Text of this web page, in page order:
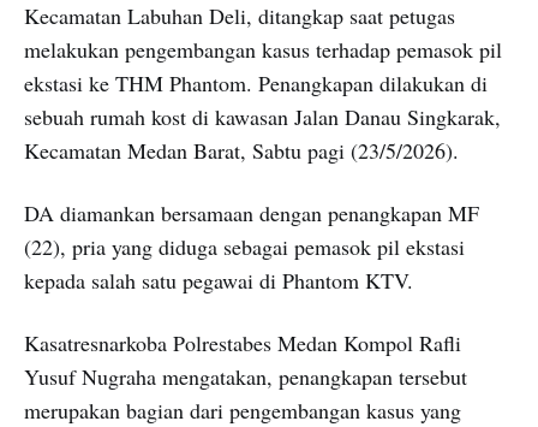
Kecamatan Labuhan Deli, ditangkap saat petugas
melakukan pengembangan kasus terhadap pemasok pil
ekstasi ke THM Phantom. Penangkapan dilakukan di
sebuah rumah kost di kawasan Jalan Danau Singkarak,
Kecamatan Medan Barat, Sabtu pagi (23/5/2026).
DA diamankan bersamaan dengan penangkapan MF
(22), pria yang diduga sebagai pemasok pil ekstasi
kepada salah satu pegawai di Phantom KTV.
Kasatresnarkoba Polrestabes Medan Kompol Rafli
Yusuf Nugraha mengatakan, penangkapan tersebut
merupakan bagian dari pengembangan kasus yang